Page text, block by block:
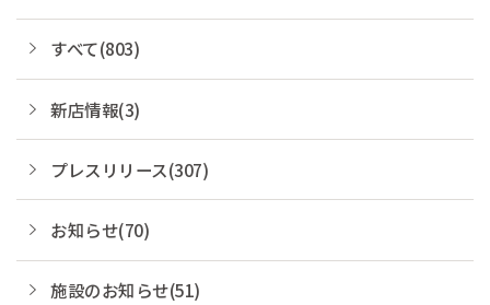
すべて(803)
新店情報(3)
プレスリリース(307)
お知らせ(70)
施設のお知らせ(51)